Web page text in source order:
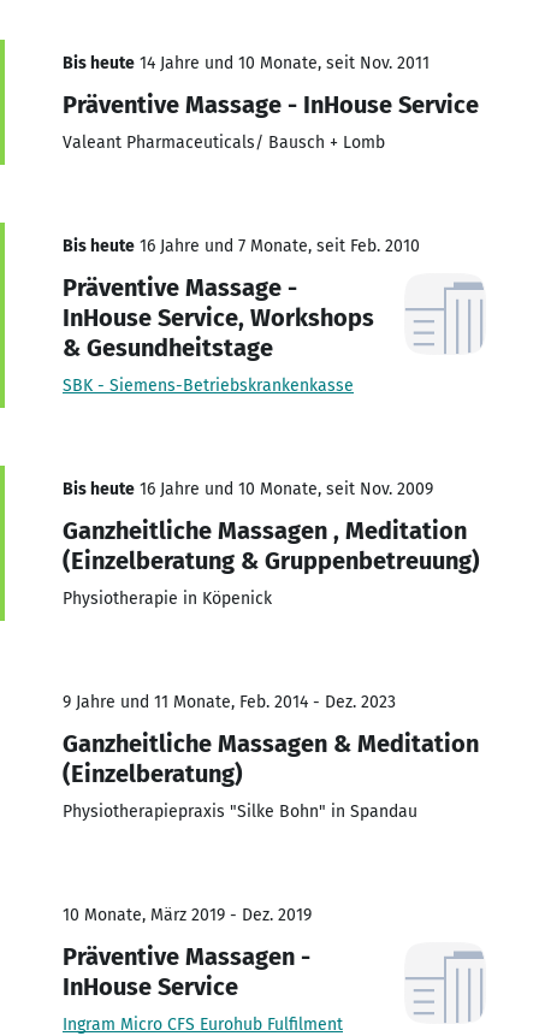
Bis heute 14 Jahre und 10 Monate, seit Nov. 2011
Präventive Massage - InHouse Service
Valeant Pharmaceuticals/ Bausch + Lomb
Bis heute 16 Jahre und 7 Monate, seit Feb. 2010
Präventive Massage -
InHouse Service, Workshops
& Gesundheitstage
SBK - Siemens-Betriebskrankenkasse
Bis heute 16 Jahre und 10 Monate, seit Nov. 2009
Ganzheitliche Massagen , Meditation
(Einzelberatung & Gruppenbetreuung)
Physiotherapie in Köpenick
9 Jahre und 11 Monate, Feb. 2014 - Dez. 2023
Ganzheitliche Massagen & Meditation
(Einzelberatung)
Physiotherapiepraxis "Silke Bohn" in Spandau
10 Monate, März 2019 - Dez. 2019
Präventive Massagen -
InHouse Service
Ingram Micro CFS Eurohub Fulfilment